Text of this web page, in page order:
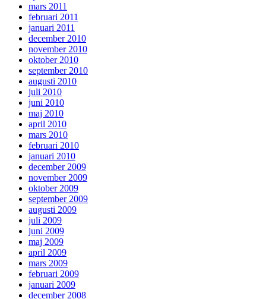
mars 2011
februari 2011
januari 2011
december 2010
november 2010
oktober 2010
september 2010
augusti 2010
juli 2010
juni 2010
maj 2010
april 2010
mars 2010
februari 2010
januari 2010
december 2009
november 2009
oktober 2009
september 2009
augusti 2009
juli 2009
juni 2009
maj 2009
april 2009
mars 2009
februari 2009
januari 2009
december 2008